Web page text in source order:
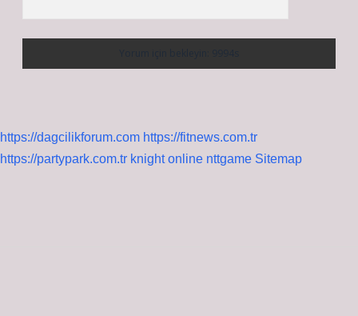
https://dagcilikforum.com https://fitnews.com.tr
https://partypark.com.tr knight online nttgame Sitemap